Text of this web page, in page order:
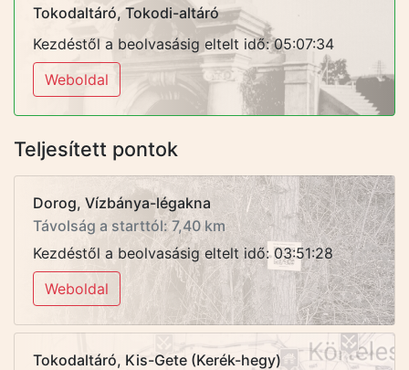
Tokodaltáró, Tokodi-altáró
Kezdéstől a beolvasásig eltelt idő: 05:07:34
Weboldal
Teljesített pontok
Dorog, Vízbánya-légakna
Távolság a starttól: 7,40 km
Kezdéstől a beolvasásig eltelt idő: 03:51:28
Weboldal
Tokodaltáró, Kis-Gete (Kerék-hegy)